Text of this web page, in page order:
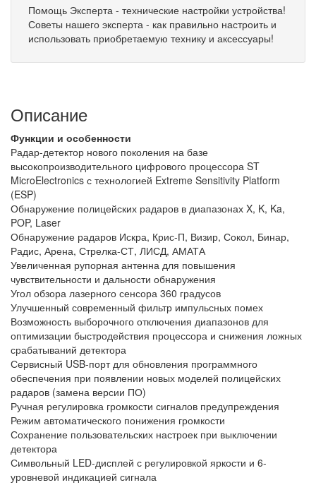
Помощь Эксперта - технические настройки устройства!
Советы нашего эксперта - как правильно настроить и
использовать приобретаемую технику и аксессуары!
Описание
Функции и особенности
Радар-детектор нового поколения на базе
высокопроизводительного цифрового процессора ST
MicroElectronics с технологией Extreme Sensitivity Platform
(ESP)
Обнаружение полицейских радаров в диапазонах X, K, Ka,
POP, Laser
Обнаружение радаров Искра, Крис-П, Визир, Сокол, Бинар,
Радис, Арена, Стрелка-СТ, ЛИСД, АМАТА
Увеличенная рупорная антенна для повышения
чувствительности и дальности обнаружения
Угол обзора лазерного сенсора 360 градусов
Улучшенный современный фильтр импульсных помех
Возможность выборочного отключения диапазонов для
оптимизации быстродействия процессора и снижения ложных
срабатываний детектора
Сервисный USB-порт для обновления программного
обеспечения при появлении новых моделей полицейских
радаров (замена версии ПО)
Ручная регулировка громкости сигналов предупреждения
Режим автоматического понижения громкости
Сохранение пользовательских настроек при выключении
детектора
Символьный LED-дисплей с регулировкой яркости и 6-
уровневой индикацией сигнала